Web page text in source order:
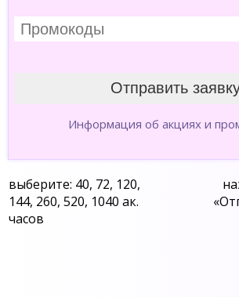
Информация об акциях и
выберите: 40, 72, 120,
144, 260, 520, 1040 ак.
часов